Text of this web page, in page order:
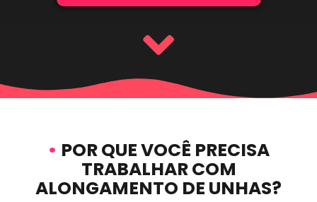
• POR QUE VOCÊ PRECISA
TRABALHAR COM
ALONGAMENTO DE UNHAS?